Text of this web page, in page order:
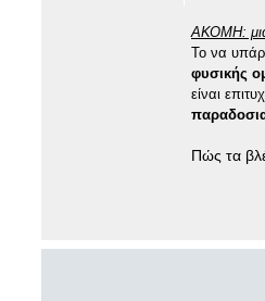
ΑΚΟΜΗ: μια
Το να
φυσικής
είναι
Πώς τα